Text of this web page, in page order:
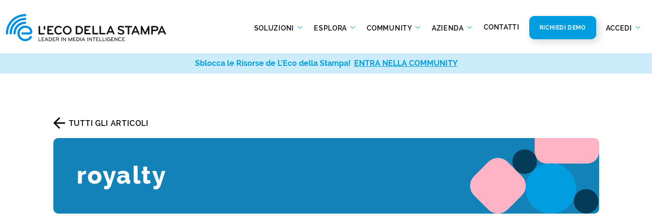
SOLUZIONI ESPLORA COMMUNITY AZIENDA CONTATTI RICHIEDI DEMO ACCEDI
TUTTI GLI ARTICOLI
royalty
Sblocca le Risorse de L’Eco della Stampa! ENTRA NELLA COMMUNITY